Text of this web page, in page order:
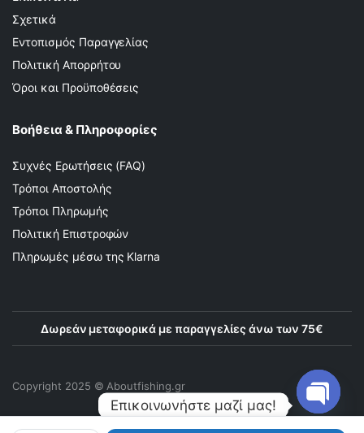
Σχετικά
Εντοπισμός Παραγγελίας
Πολιτική Απορρήτου
Όροι και Προϋποθέσεις
Βοήθεια & Πληροφορίες
Συχνές Ερωτήσεις (FAQ)
Τρόποι Αποστολής
Τρόποι Πληρωμής
Πολιτική Επιστροφών
Πληρωμές μέσω της Klarna
Δωρεάν μεταφορικά με παραγγελίες άνω των 75€
Copyright 2025 © Αboutfishing.gr
Επικοινωνήστε μαζί μας!